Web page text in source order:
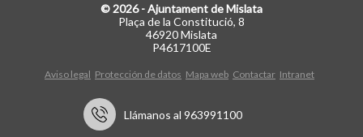
© 2026 - Ajuntament de Mislata
Plaça de la Constitució, 8
46920 Mislata
P4617100E
Aviso legal Protección de datos Mapa web Contactar Intranet
Llámanos al 963991100